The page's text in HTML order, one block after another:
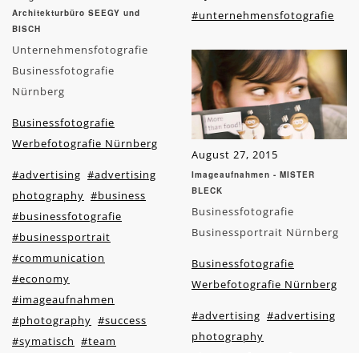
Architekturbüro SEEGY und
BISCH
Unternehmensfotografie
Businessfotografie
Nürnberg
Businessfotografie
Werbefotografie Nürnberg
#advertising #advertising
photography #business
#businessfotografie
#businessportrait
#communication
#economy
#imageaufnahmen
#photography #success
#symatisch #team
#unternehmensfotografie
August 27, 2015
Imageaufnahmen - MISTER
BLECK
Businessfotografie
Businessportrait Nürnberg
Businessfotografie
Werbefotografie Nürnberg
#advertising #advertising
photography